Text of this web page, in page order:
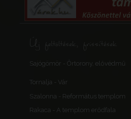
Új feltöltések, frissítések
Sajógömör - Őrtorony, elővédmű
Tornalja - Vár
Szalonna - Református templom
Rakaca - A templom erődfala